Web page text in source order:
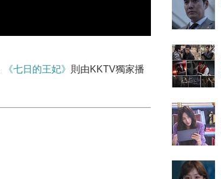
《七日的王妃》 則由KKTV獨家播